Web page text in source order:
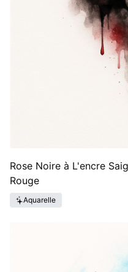
Rose Noire à L'encre
Rouge
Aquarelle